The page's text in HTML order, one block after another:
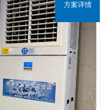
方案详情